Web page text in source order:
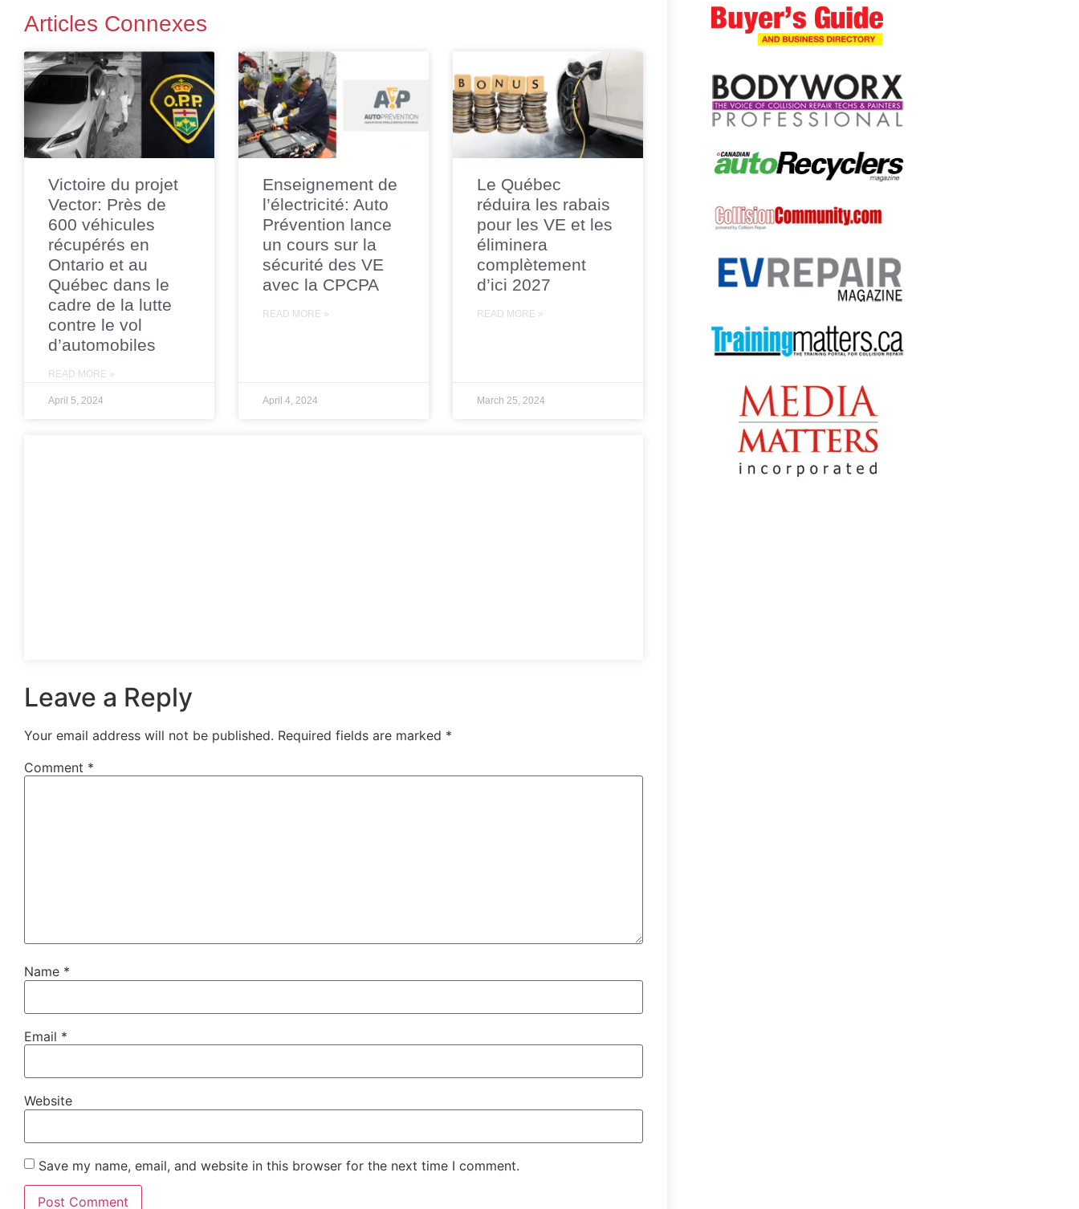
Articles Connexes
Victoire du projet
Vector: Près de
600 véhicules
récupérés en
Ontario et au
Québec dans le
cadre de la lutte
contre le vol
d’automobiles
READ MORE »
April 5, 2024
Enseignement de
l’électricité: Auto
Prévention lance
un cours sur la
sécurité des VE
avec la CPCPA
READ MORE »
April 4, 2024
Le Québec
réduira les rabais
pour les VE et les
éliminera
complètement
d’ici 2027
READ MORE »
March 25, 2024
Leave a Reply
Your email address will not be published. Required fields are marked *
Comment *
Name *
Email *
Website
Save my name, email, and website in this browser for the next time I comment.